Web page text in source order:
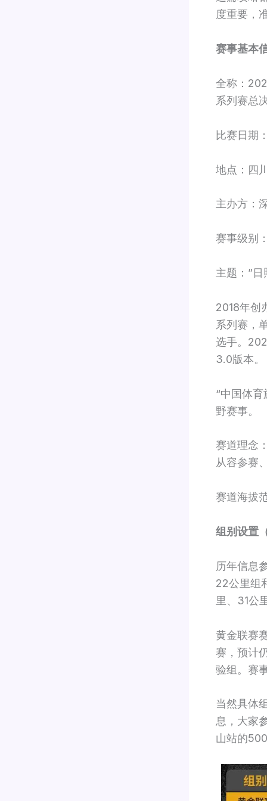
度重要，
赛事基本
全称：
系列赛总
比赛日期
地点：四
主办方：
赛事级别
主题：”日
2018年创
系列赛，
选手。
3.0版本。
“中国体
野赛事。
赛道理念
从容参赛
赛道海拔
组别设置
历年信息
22公里组
里、31公
黄金联赛
赛，预计
验组。赛
当然具体
息，大家
山站的